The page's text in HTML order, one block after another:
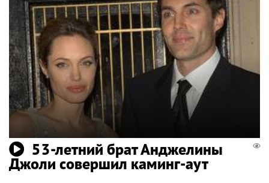
53-летний брат Анджелины
Джоли совершил каминг-аут